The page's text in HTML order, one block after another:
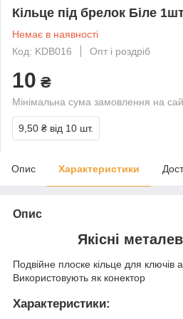
Кільце під брелок Біле
Немає в наявності
Код: KDB016
Опт і роздріб
10 ₴
Мінімальна сума замовлення на
9,50 ₴ від 10 шт.
Опис Характеристики
Опис
Якісні
Подвійне плоске кільце для ключів
Використовують як конектор
Характеристики: